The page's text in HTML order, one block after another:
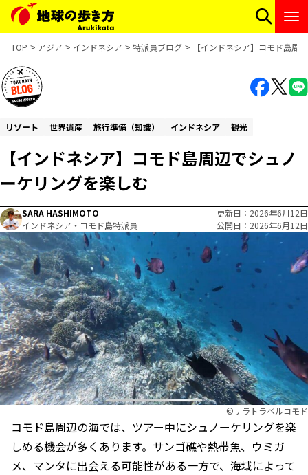
TOP アジア インドネシア 特派員ブログ 【インドネシア】コモド島周
リゾート 世界遺産 旅行準備（知識） インドネシア 観光
【インドネシア】コモド島周辺でシュノ
ーケリングを楽しむ
SARA HASHIMOTO
インドネシア・コモド島特派員
更新日
2026年6月12日
公開日
2026年6月12日
©サラトラベルコモド
コモド島周辺の海では、ツアー中にシュノーケリングを楽
しめる機会が多くあります。サンゴ礁や熱帯魚、ウミガ
メ、マンタに出会える可能性がある一方で、海域によって